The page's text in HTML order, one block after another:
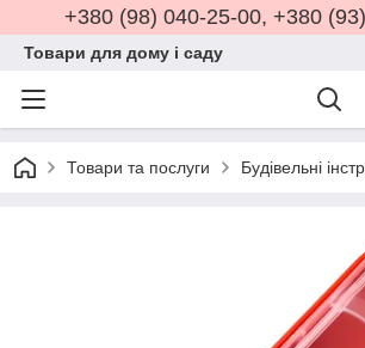
+380 (98) 040-25-00, +380
Товари для дому і саду
Товари та послуги Будівельні